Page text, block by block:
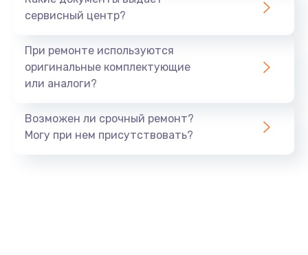
сервисный центр?
При ремонте используются
оригинальные комплектующие
или аналоги?
Возможен ли срочный ремонт?
Могу при нем присутствовать?